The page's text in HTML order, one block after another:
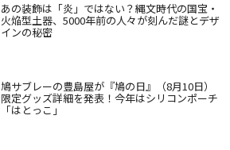
あの装飾は「炎」ではない？縄文時代の国宝・
火焔型土器、5000年前の人々が刻んだ謎とデザ
インの秘密
鳩サブレーの豊島屋が『鳩の日』（8月10日）
限定グッズ詳細を発表！今年はシリコンポーチ
「はとっこ」